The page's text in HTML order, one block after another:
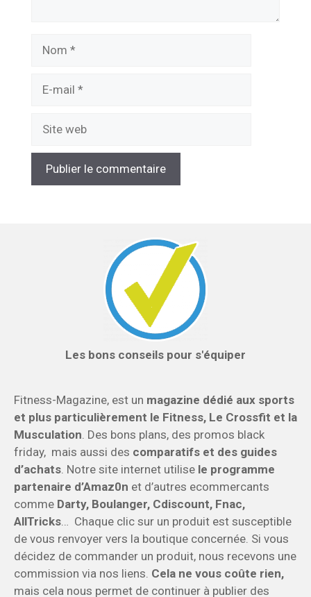
mail
web
Les bons conseils pour s'équiper
Fitness-Magazine, est un magazine dédié aux sports
et plus particulièrement le Fitness, Le Crossfit et la
Musculation . Des bons plans, des promos black
friday, mais aussi des comparatifs et des guides
d’achats . Notre site internet utilise le programme
partenaire d’Amaz0n et d’autres ecommercants
comme Darty, Boulanger, Cdiscount, Fnac,
AllTricks … Chaque clic sur un produit est susceptible
de vous renvoyer vers la boutique concernée. Si vous
décidez de commander un produit, nous recevons une
commission via nos liens. Cela ne vous coûte rien,
mais cela nous permet de continuer à publier des